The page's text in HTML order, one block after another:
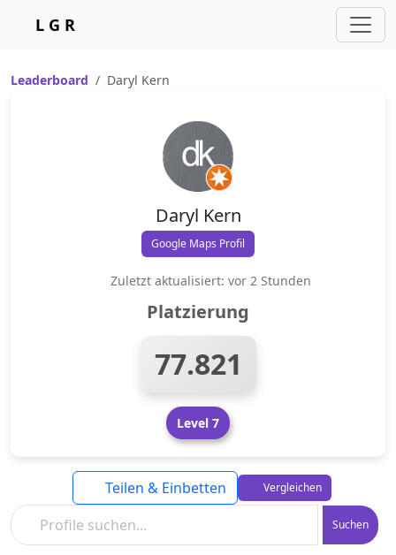
L G R
Leaderboard Daryl Kern
Daryl Kern
Google Maps Profil
Zuletzt aktualisiert: vor 2 Stunden
Platzierung
77.821
Level 7
Suchen
Teilen & Einbetten Vergleichen